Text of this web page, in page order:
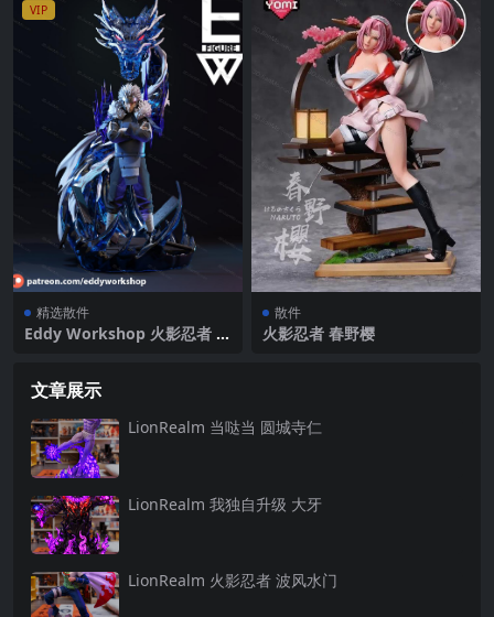
VIP
精选散件
Eddy Workshop 火影忍者 千
散件
火影忍者 春野樱
文章展示
LionRealm 当哒当 圆城寺仁
LionRealm 我独自升级 大牙
LionRealm 火影忍者 波风水门